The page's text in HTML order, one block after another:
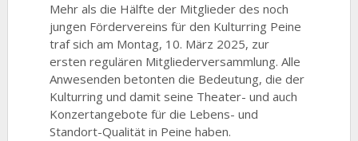
Mehr als die Hälfte der Mitglieder des noch
jungen Fördervereins für den Kulturring Peine
traf sich am Montag, 10. März 2025, zur
ersten regulären Mitgliederversammlung. Alle
Anwesenden betonten die Bedeutung, die der
Kulturring und damit seine Theater- und auch
Konzertangebote für die Lebens- und
Standort-Qualität in Peine haben.